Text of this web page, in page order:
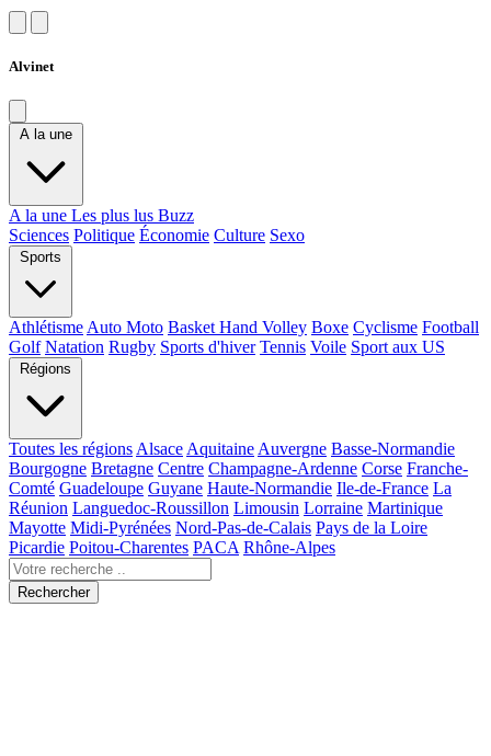
Alvinet
A la une
A la une Les plus lus Buzz
Sciences Politique Économie Culture Sexo
Sports
Athlétisme Auto Moto Basket Hand Volley Boxe Cyclisme Football
Golf Natation Rugby Sports d'hiver Tennis Voile Sport aux US
Régions
Toutes les régions Alsace Aquitaine Auvergne Basse-Normandie
Bourgogne Bretagne Centre Champagne-Ardenne Corse Franche-
Comté Guadeloupe Guyane Haute-Normandie Ile-de-France La
Réunion Languedoc-Roussillon Limousin Lorraine Martinique
Mayotte Midi-Pyrénées Nord-Pas-de-Calais Pays de la Loire
Picardie Poitou-Charentes PACA Rhône-Alpes
Rechercher